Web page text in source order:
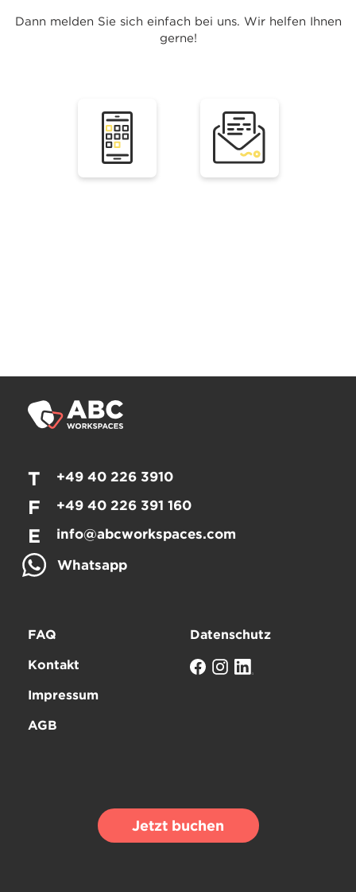
Dann melden Sie sich einfach bei uns. Wir helfen Ihnen
gerne!
T +49 40 226 3910
F +49 40 226 391 160
E
info@abcworkspaces.com
Whatsapp
FAQ
Kontakt
Impressum
AGB
Datenschutz
Jetzt buchen